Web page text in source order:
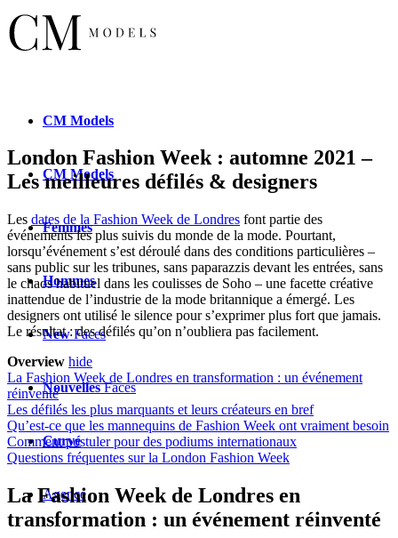
CM Models
CM Models
Femmes
Hommes
NewFaces
NouvellesFaces
Curvé
Agence
London Fashion Week : automne 2021 –
Les meilleures défilés & designers
Les dates de la Fashion Week de Londres font partie des
événements les plus suivis du monde de la mode. Pourtant,
lorsqu’événement s’est déroulé dans des conditions particulières –
sans public sur les tribunes, sans paparazzis devant les entrées, sans
le chaos habituel dans les coulisses de Soho – une facette créative
inattendue de l’industrie de la mode britannique a émergé. Les
designers ont utilisé le silence pour s’exprimer plus fort que jamais.
Le résultat : des défilés qu’on n’oubliera pas facilement.
Overview hide
La Fashion Week de Londres en transformation : un événement
réinventé
Les défilés les plus marquants et leurs créateurs en bref
Qu’est-ce que les mannequins de Fashion Week ont vraiment besoin
Comment postuler pour des podiums internationaux
Questions fréquentes sur la London Fashion Week
La Fashion Week de Londres en
transformation : un événement réinventé